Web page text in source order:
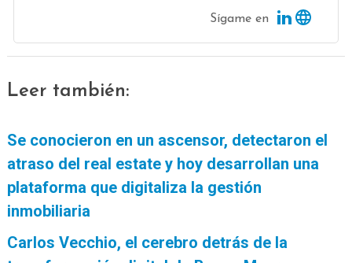
Sígame en
Leer también:
Se conocieron en un ascensor, detectaron el
atraso del real estate y hoy desarrollan una
plataforma que digitaliza la gestión
inmobiliaria
Carlos Vecchio, el cerebro detrás de la